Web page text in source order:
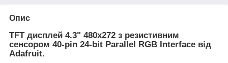
Опис
TFT дисплей 4.3" 480x272 з резистивним
сенсором 40-pin 24-bit Parallel RGB Interface від
Adafruit.